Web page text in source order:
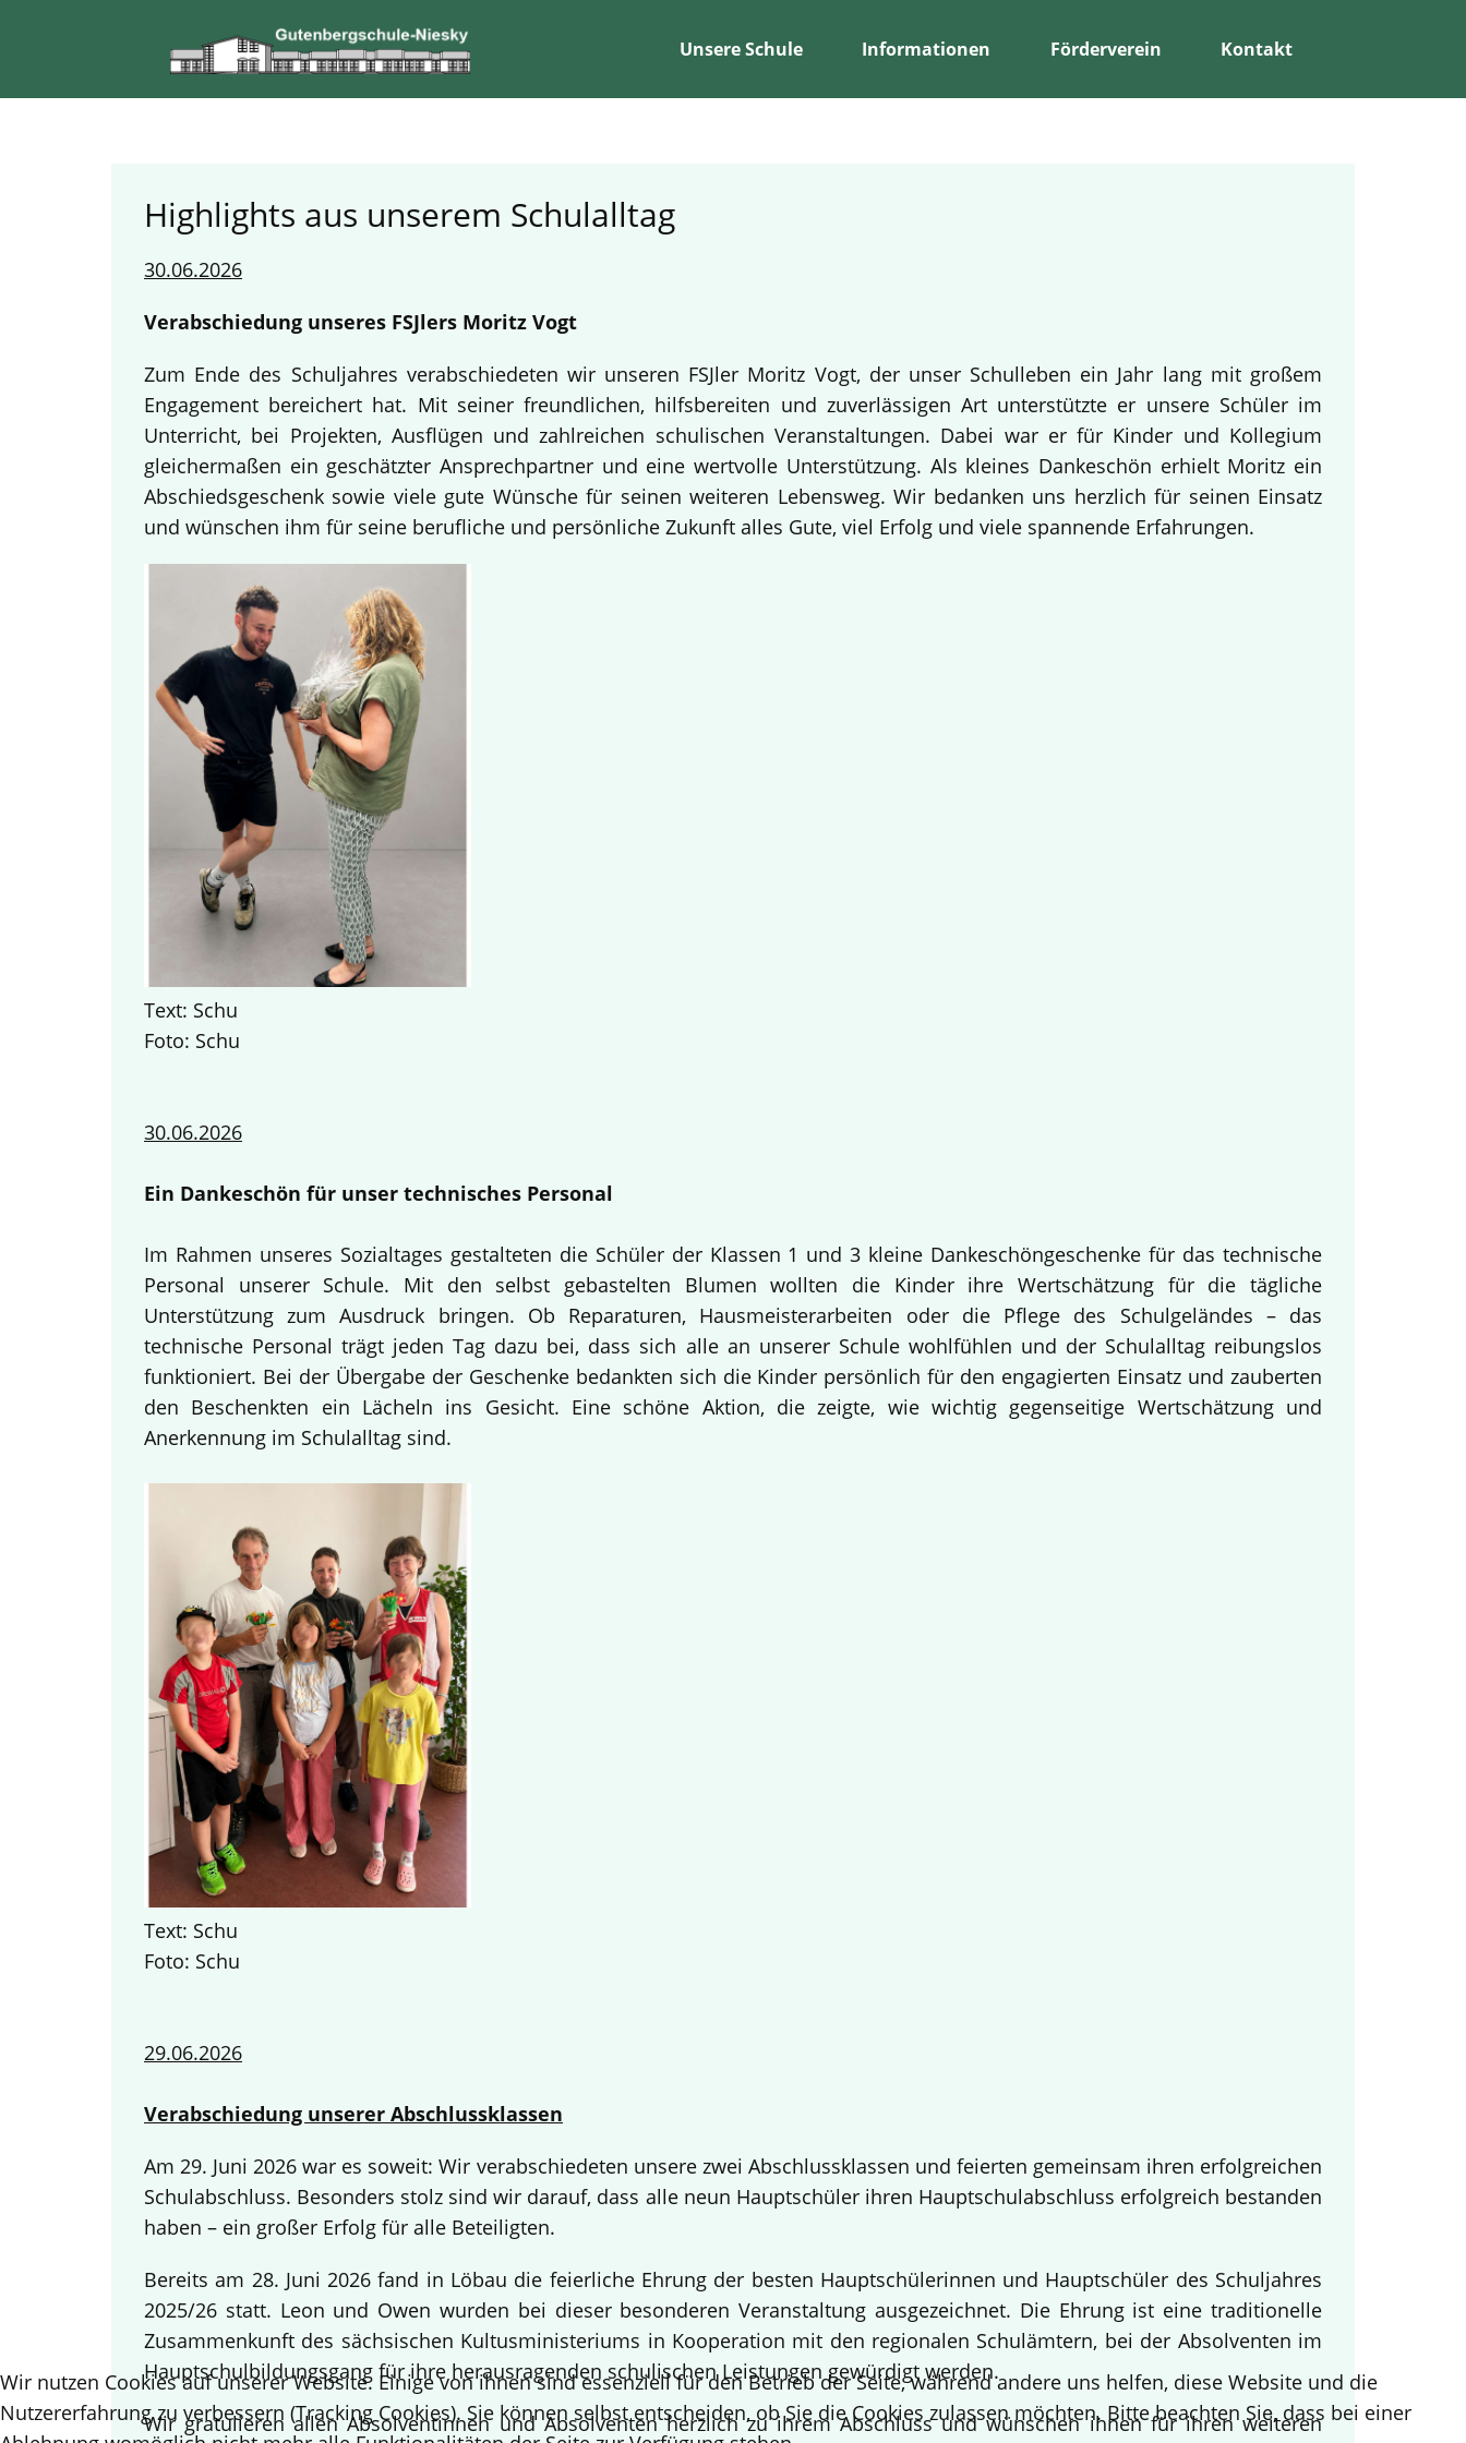
Unsere Schule Informationen Förderverein Kontakt
Highlights aus unserem Schulalltag
30.06.2026
Verabschiedung unseres FSJlers Moritz Vogt
Zum Ende des Schuljahres verabschiedeten wir unseren FSJler Moritz Vogt, der unser Schulleben ein Jahr lang mit großem
Engagement bereichert hat. Mit seiner freundlichen, hilfsbereiten und zuverlässigen Art unterstützte er unsere Schüler im
Unterricht, bei Projekten, Ausflügen und zahlreichen schulischen Veranstaltungen. Dabei war er für Kinder und Kollegium
gleichermaßen ein geschätzter Ansprechpartner und eine wertvolle Unterstützung. Als kleines Dankeschön erhielt Moritz ein
Abschiedsgeschenk sowie viele gute Wünsche für seinen weiteren Lebensweg. Wir bedanken uns herzlich für seinen Einsatz
und wünschen ihm für seine berufliche und persönliche Zukunft alles Gute, viel Erfolg und viele spannende Erfahrungen.
Text: Schu
Foto: Schu
30.06.2026
Ein Dankeschön für unser technisches Personal
Im Rahmen unseres Sozialtages gestalteten die Schüler der Klassen 1 und 3 kleine Dankeschöngeschenke für das technische
Personal unserer Schule. Mit den selbst gebastelten Blumen wollten die Kinder ihre Wertschätzung für die tägliche
Unterstützung zum Ausdruck bringen. Ob Reparaturen, Hausmeisterarbeiten oder die Pflege des Schulgeländes – das
technische Personal trägt jeden Tag dazu bei, dass sich alle an unserer Schule wohlfühlen und der Schulalltag reibungslos
funktioniert. Bei der Übergabe der Geschenke bedankten sich die Kinder persönlich für den engagierten Einsatz und zauberten
den Beschenkten ein Lächeln ins Gesicht. Eine schöne Aktion, die zeigte, wie wichtig gegenseitige Wertschätzung und
Anerkennung im Schulalltag sind.
Text: Schu
Foto: Schu
29.06.2026
Verabschiedung unserer Abschlussklassen
Am 29. Juni 2026 war es soweit: Wir verabschiedeten unsere zwei Abschlussklassen und feierten gemeinsam ihren erfolgreichen
Schulabschluss. Besonders stolz sind wir darauf, dass alle neun Hauptschüler ihren Hauptschulabschluss erfolgreich bestanden
haben – ein großer Erfolg für alle Beteiligten.
Bereits am 28. Juni 2026 fand in Löbau die feierliche Ehrung der besten Hauptschülerinnen und Hauptschüler des Schuljahres
2025/26 statt. Leon und Owen wurden bei dieser besonderen Veranstaltung ausgezeichnet. Die Ehrung ist eine traditionelle
Zusammenkunft des sächsischen Kultusministeriums in Kooperation mit den regionalen Schulämtern, bei der Absolventen im
Hauptschulbildungsgang für ihre herausragenden schulischen Leistungen gewürdigt werden.
Wir gratulieren allen Absolventinnen und Absolventen herzlich zu ihrem Abschluss und wünschen ihnen für ihren weiteren
Wir nutzen Cookies auf unserer Website. Einige von ihnen sind essenziell für den Betrieb der Seite, während andere uns helfen, diese Website und die
Nutzererfahrung zu verbessern (Tracking Cookies). Sie können selbst entscheiden, ob Sie die Cookies zulassen möchten. Bitte beachten Sie, dass bei einer